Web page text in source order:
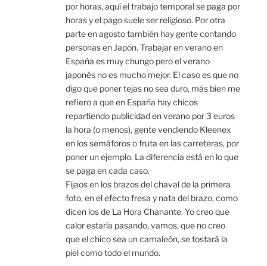
por horas, aquí el trabajo temporal se paga por
horas y el pago suele ser religioso. Por otra
parte en agosto también hay gente contando
personas en Japón. Trabajar en verano en
España es muy chungo pero el verano
japonés no es mucho mejor. El caso es que no
digo que poner tejas no sea duro, más bien me
refiero a que en España hay chicos
repartiendo publicidad en verano por 3 euros
la hora (o menos), gente vendiendo Kleenex
en los semáforos o fruta en las carreteras, por
poner un ejemplo. La diferencia está en lo que
se paga en cada caso.
Fijaos en los brazos del chaval de la primera
foto, en el efecto fresa y nata del brazo, como
dicen los de La Hora Chanante. Yo creo que
calor estaría pasando, vamos, que no creo
que el chico sea un camaleón, se tostará la
piel como todo el mundo.